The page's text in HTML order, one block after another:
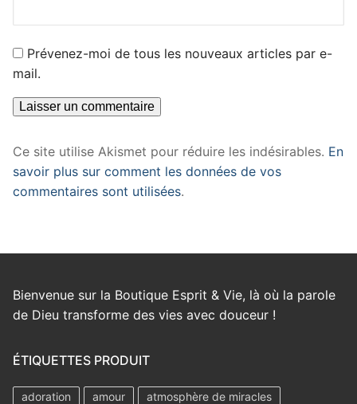
Prévenez-moi de tous les nouveaux articles par e-
mail.
Ce site utilise Akismet pour réduire les indésirables. En
savoir plus sur comment les données de vos
commentaires sont utilisées.
Bienvenue sur la Boutique Esprit & Vie, là où la parole
de Dieu transforme des vies avec douceur !
ÉTIQUETTES PRODUIT
adoration amour
atmosphère de miracles